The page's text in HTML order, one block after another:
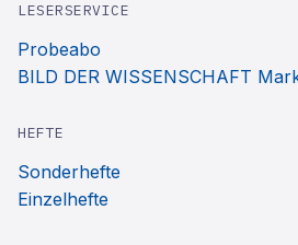
LESERSERVICE
Probeabo
BILD DER WISSENSCHAFT
HEFTE
Sonderhefte
Einzelhefte